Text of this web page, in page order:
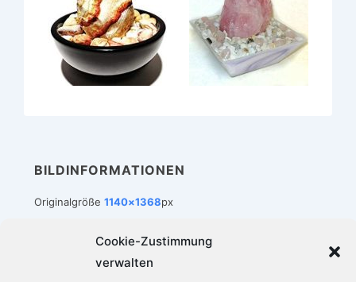
Cookie-Zustimmung
verwalten
BILDINFORMATIONEN
Originalgröße 1140×1368px
Datenschutz